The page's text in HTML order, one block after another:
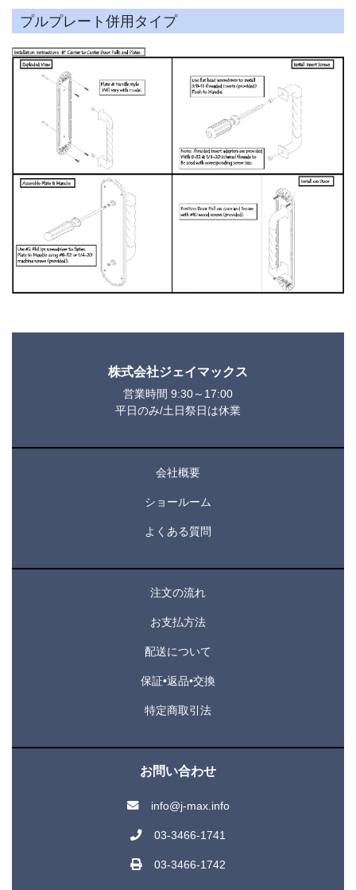
プルプレート併用タイプ
株式会社ジェイマックス
営業時間 9:30～17:00
平日のみ/土日祭日は休業
会社概要
ショールーム
よくある質問
注文の流れ
お支払方法
配送について
保証•返品•交換
特定商取引法
お問い合わせ
info@j-max.info
03-3466-1741
03-3466-1742